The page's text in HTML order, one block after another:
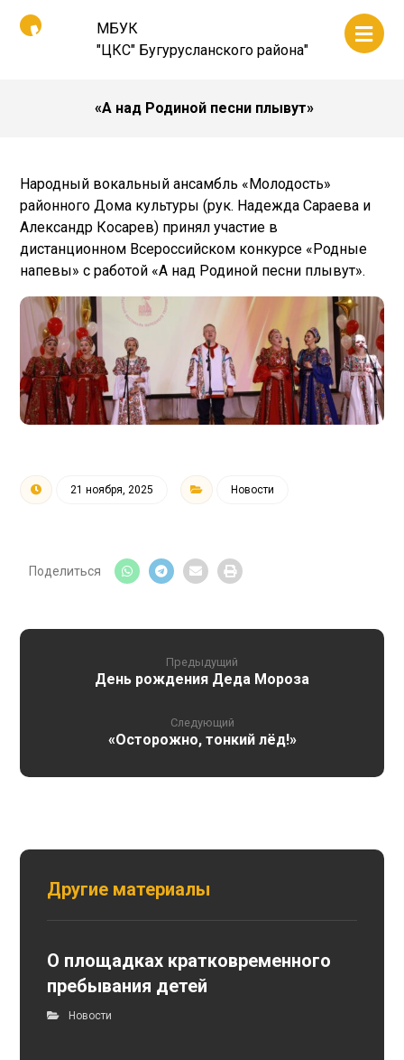
МБУК
"ЦКС" Бугурусланского района"
«А над Родиной песни плывут»
Народный вокальный ансамбль «Молодость»
районного Дома культуры (рук. Надежда Сараева и
Александр Косарев) принял участие в
дистанционном Всероссийском конкурсе «Родные
напевы» с работой «А над Родиной песни плывут».
21 ноября, 2025 Новости
Предыдущий
День рождения Деда Мороза
Следующий
«Осторожно, тонкий лёд!»
Другие материалы
О площадках кратковременного
пребывания детей
Новости